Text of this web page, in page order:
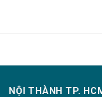
NỘI THÀNH TP.